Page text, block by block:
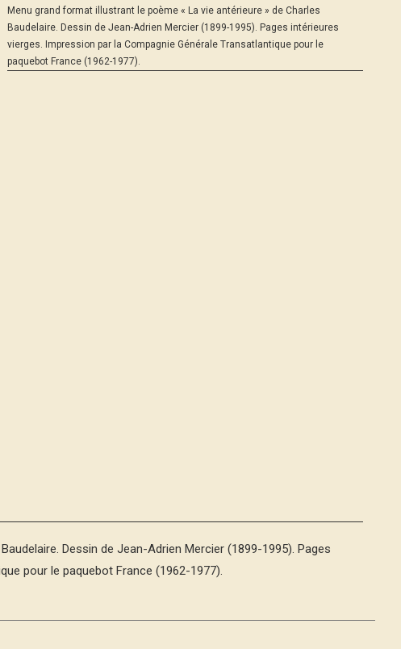
Menu grand format illustrant le poème « La vie antérieure » de Charles
Baudelaire. Dessin de Jean-Adrien Mercier (1899-1995). Pages intérieures
vierges. Impression par la Compagnie Générale Transatlantique pour le
paquebot France (1962-1977).
Dessin de Jean-Adrien Mercier (1899-1995). Pages
pour le paquebot France (1962-1977).